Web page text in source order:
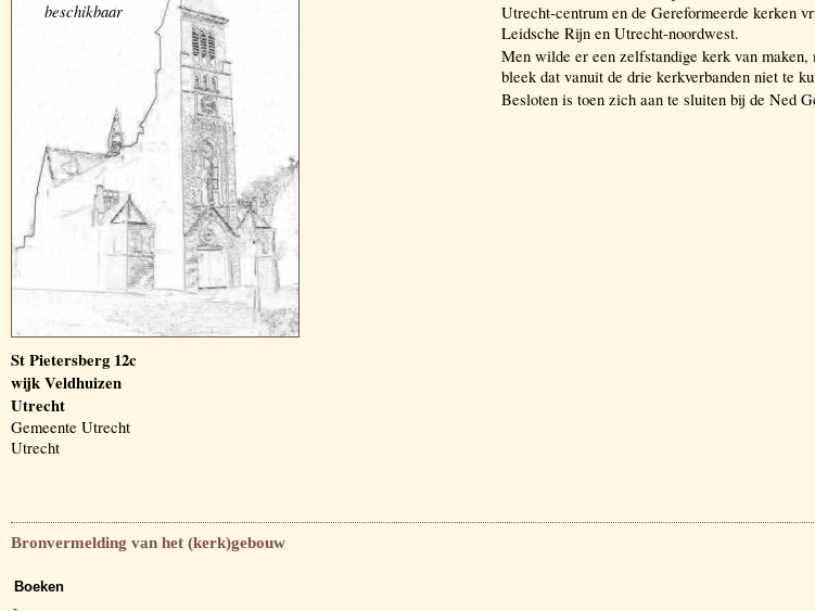
beschikbaar
St Pietersberg 12c
wijk Veldhuizen
Utrecht
Gemeente Utrecht
Utrecht
Utrecht-centrum en de Gereformeerde kerken
Leidsche Rijn en Utrecht-noordwest.
Men wilde er een zelfstandige kerk van maken,
bleek dat vanuit de drie kerkverbanden niet te
Besloten is toen zich aan te sluiten bij de Ned
Bronvermelding van het (kerk)gebouw
Boeken
-